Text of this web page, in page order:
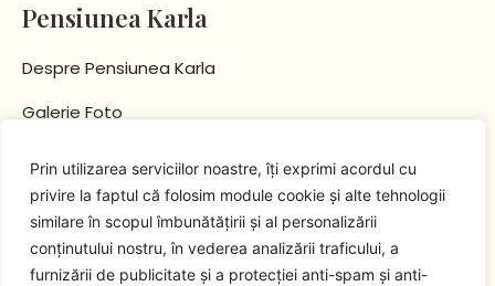
Prin utilizarea serviciilor noastre, îți exprimi acordul cu
privire la faptul că folosim module cookie și alte tehnologii
similare în scopul îmbunătățirii și al personalizării
conținutului nostru, în vederea analizării traficului, a
furnizării de publicitate și a protecției anti-spam și anti-
Pensiunea Karla
Despre Pensiunea Karla
Galerie Foto
Contact
+40 743 396 095